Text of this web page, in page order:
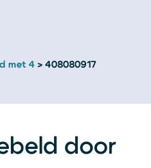
met 4 408080917
door